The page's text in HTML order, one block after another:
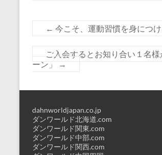
← 今こそ、運動習慣を身につ
ご入会するとお知り合い１名
ーン」
→
dahnworldjapan.co.jp
ダンワールド北海道.com
ダンワールド関東.com
ダンワールド中部.com
ダンワールド関西.com